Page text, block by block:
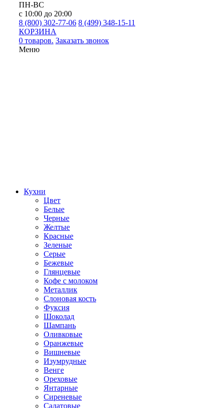
ПН-ВС
с 10:00 до 20:00
8 (800) 302-77-06 8 (499) 348-15-11
КОРЗИНА
0 товаров. Заказать звонок
Меню
Кухни
Цвет
Белые
Черные
Желтые
Красные
Зеленые
Серые
Бежевые
Глянцевые
Кофе с молоком
Металлик
Слоновая кость
Фуксия
Шоколад
Шампань
Оливковые
Оранжевые
Вишневые
Изумрудные
Венге
Ореховые
Янтарные
Сиреневые
Салатовые